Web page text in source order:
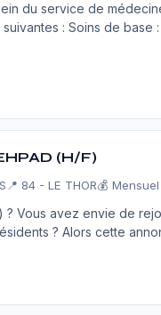
du service de
: Soins de base
(H/F)
📍 84 - LE THOR💰
? Vous avez envie de
? Alors cette